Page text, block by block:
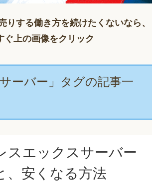
りする働き方を続けたくないなら、
ぐ上の画像をクリック
ーバー」タグの記事一
スエックスサーバー
、安くなる方法